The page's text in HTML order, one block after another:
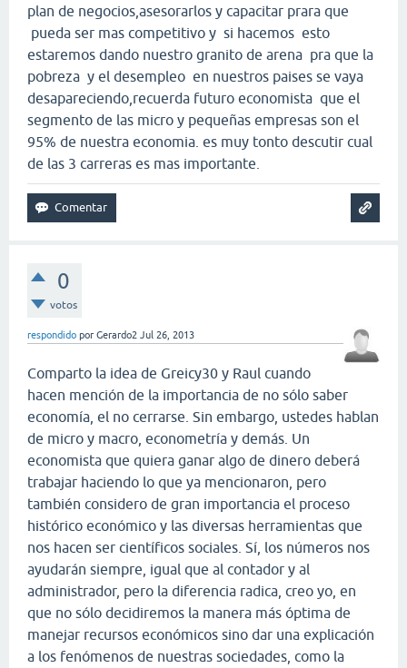
plan de negocios,asesorarlos y capacitar prara que
pueda ser mas competitivo y si hacemos esto
estaremos dando nuestro granito de arena pra que la
pobreza y el desempleo en nuestros paises se vaya
desapareciendo,recuerda futuro economista que el
segmento de las micro y pequeñas empresas son el
95% de nuestra economia. es muy tonto descutir cual
de las 3 carreras es mas importante.
0
votos
respondido por Gerardo2 Jul 26, 2013
Comparto la idea de Greicy30 y Raul cuando
hacen mención de la importancia de no sólo saber
economía, el no cerrarse. Sin embargo, ustedes hablan
de micro y macro, econometría y demás. Un
economista que quiera ganar algo de dinero deberá
trabajar haciendo lo que ya mencionaron, pero
también considero de gran importancia el proceso
histórico económico y las diversas herramientas que
nos hacen ser científicos sociales. Sí, los números nos
ayudarán siempre, igual que al contador y al
administrador, pero la diferencia radica, creo yo, en
que no sólo decidiremos la manera más óptima de
manejar recursos económicos sino dar una explicación
a los fenómenos de nuestras sociedades, como la